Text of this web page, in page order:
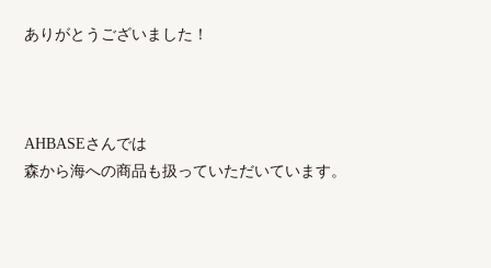
ありがとうございました！
AHBASEさんでは
森から海への商品も扱っていただいています。